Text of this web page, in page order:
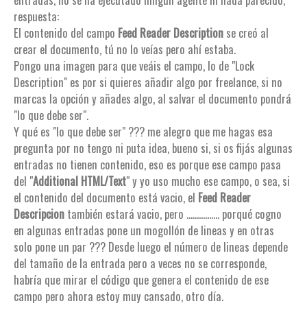
respuesta:
El contenido del campo Feed Reader Description se creó al
crear el documento, tú no lo veías pero ahí estaba.
Pongo una imagen para que veáis el campo, lo de "Lock
Description" es por si quieres añadir algo por freelance, si no
marcas la opción y añades algo, al salvar el documento pondrá
"lo que debe ser".
Y qué es "lo que debe ser" ??? me alegro que me hagas esa
pregunta por no tengo ni puta idea, bueno si, si os fijás algunas
entradas no tienen contenido, eso es porque ese campo pasa
del "Additional HTML/Text" y yo uso mucho ese campo, o sea, si
el contenido del documento está vacio, el Feed Reader
Descripcion también estará vacio, pero ................ porqué cogno
en algunas entradas pone un mogollón de lineas y en otras
solo pone un par ??? Desde luego el número de lineas depende
del tamaño de la entrada pero a veces no se corresponde,
habría que mirar el código que genera el contenido de ese
campo pero ahora estoy muy cansado, otro día.